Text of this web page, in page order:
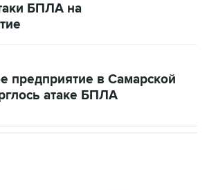
атаке БПЛА
Ильском НПЗ из-за